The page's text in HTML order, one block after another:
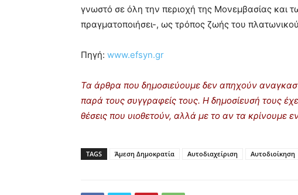
γνωστό σε όλη την περιοχή της Μονεμβασίας και
πραγματοποιήσει-, ως τρόπος ζωής του πλατωνικού
Πηγή: www.efsyn.gr
Τα άρθρα που δημοσιεύουμε δεν απηχούν
παρά τους συγγραφείς τους. Η δημοσίευσή τους
θέσεις που υιοθετούν, αλλά με το αν τα κρίνουμε
TAGS Άμεση Δημοκρατία Αυτοδιαχείριση Αυτοδιοίκηση